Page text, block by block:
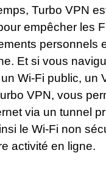
Turbo VPN
empêcher les
personnels
Et si vous
Wi-Fi public, un
VPN, vous
via un tunnel
le Wi-Fi non
activité en ligne.